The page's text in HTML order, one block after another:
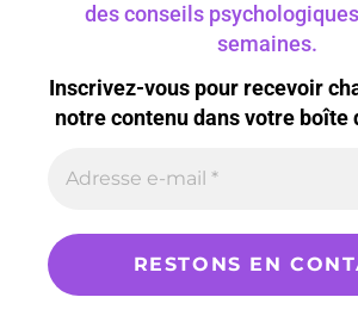
des conseils
semaines.
Inscrivez-vous pour recevoir
notre contenu dans votre boîte